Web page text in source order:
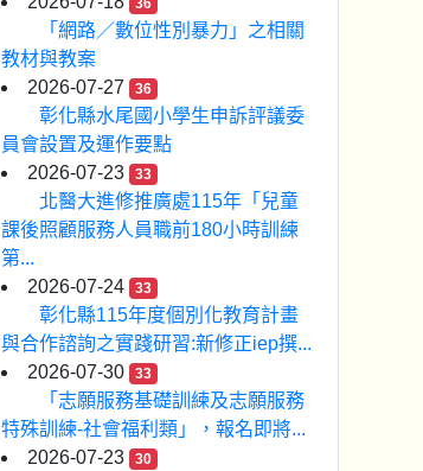
36
「網路／數位性別暴力」之相關
教材與教案
2026-07-27
36
彰化縣水尾國小學生申訴評議委
員會設置及運作要點
2026-07-23
33
北醫大進修推廣處115年「兒童
課後照顧服務人員職前180小時訓練
第...
2026-07-24
33
彰化縣115年度個別化教育計畫
與合作諮詢之實踐研習:新修正iep撰...
2026-07-30
33
「志願服務基礎訓練及志願服務
特殊訓練-社會福利類」，報名即將...
2026-07-23
30